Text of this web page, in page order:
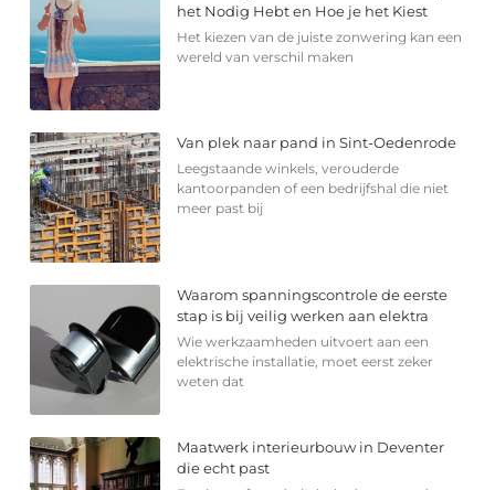
het Nodig Hebt en Hoe je het Kiest
Het kiezen van de juiste zonwering kan een
wereld van verschil maken
Van plek naar pand in Sint-Oedenrode
Leegstaande winkels, verouderde
kantoorpanden of een bedrijfshal die niet
meer past bij
Waarom spanningscontrole de eerste
stap is bij veilig werken aan elektra
Wie werkzaamheden uitvoert aan een
elektrische installatie, moet eerst zeker
weten dat
Maatwerk interieurbouw in Deventer
die echt past